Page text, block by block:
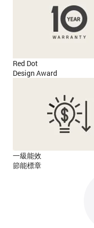
Red Dot
Design Award
一級能效
節能標章